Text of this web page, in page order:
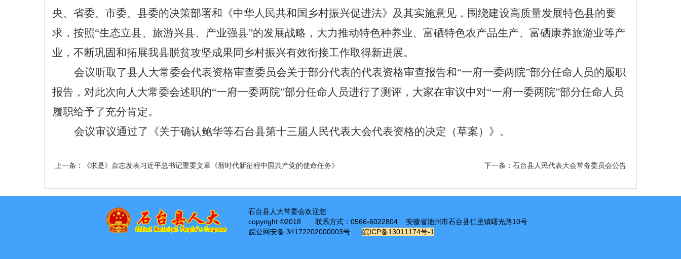
央、省委、市委、县委的决策部署和《中华人民共和国乡村振兴促进法》及其实施意见，围绕建设高质量发展特色县的要
求，按照“生态立县、旅游兴县、产业强县”的发展战略，大力推动特色种养业、富硒特色农产品生产、富硒康养旅游业等产
业，不断巩固和拓展我县脱贫攻坚成果同乡村振兴有效衔接工作取得新进展。
会议听取了县人大常委会代表资格审查委员会关于部分代表的代表资格审查报告和“一府一委两院”部分任命人员的履职
报告，对此次向人大常委会述职的“一府一委两院”部分任命人员进行了测评，大家在审议中对“一府一委两院”部分任命人员
履职给予了充分肯定。
会议审议通过了
《关于确认鲍华等石台县第十三届人民代表大会代表资格的决定（草案）》 。
上一条： 《求是》杂志发表习近平总书记重要文章《新时代新征程中国共产党的使命任务》 下一条： 石台县人民代表大会常务委员会公告
石台县人大常委会欢迎您
copyright ©2018
联系方式：0566-6022804 安徽省池州市石台县仁里镇曙光路10号
皖公网安备 34172202000003号
皖ICP备13011174号-1